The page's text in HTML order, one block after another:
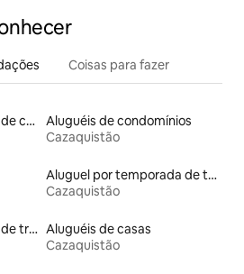
Coisas para fazer
Aluguel por temporada de casas de hóspedes
Aluguéis de condomínios
Cazaquistão
Aluguel por temporada de townhouses
Cazaquistão
Aluguel por temporada de trailers Aluguéis de casas
Cazaquistão